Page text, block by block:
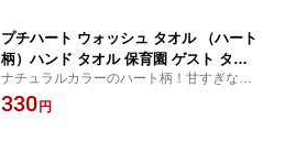
プチハート ウォッシュ タオル （ハート
柄）ハンド タオル 保育園 ゲスト タオ
ル お手拭き 節電 【RCP】 タオルの萩
原
ナチュラルカラーのハート柄！甘すぎない
のがカワイイところ。
330 円